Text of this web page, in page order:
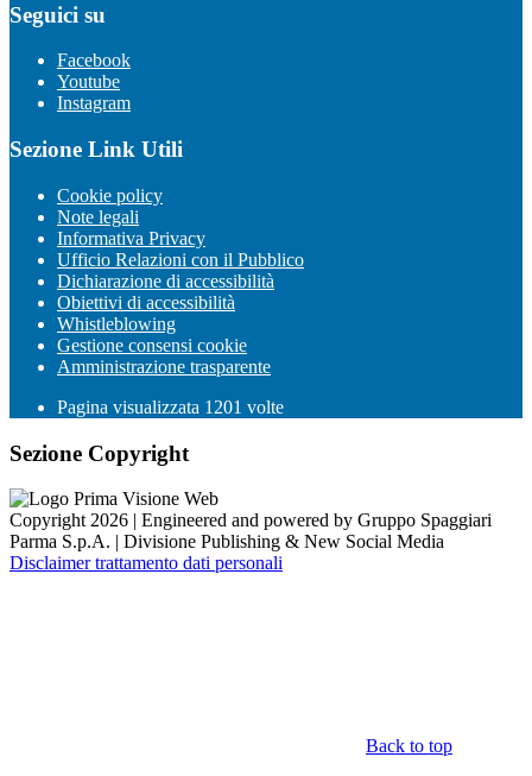
Seguici su
Facebook
Youtube
Instagram
Sezione Link Utili
Cookie policy
Note legali
Informativa Privacy
Ufficio Relazioni con il Pubblico
Dichiarazione di accessibilità
Obiettivi di accessibilità
Whistleblowing
Gestione consensi cookie
Amministrazione trasparente
Pagina visualizzata 1201 volte
Sezione Copyright
Copyright 2026 | Engineered and powered by Gruppo Spaggiari
Parma S.p.A. | Divisione Publishing & New Social Media
Disclaimer trattamento dati personali
Back to top